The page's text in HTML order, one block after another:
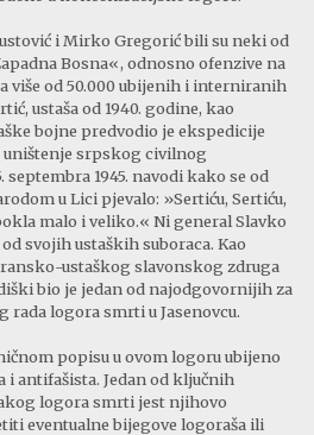
i Mirko Gregorić bili su neki od
Bosna«, odnosno ofenzive na
više od 50.000 ubijenih i interniranih
ustaša od 1940. godine, kao
bojne predvodio je ekspedicije
srpskog civilnog
1945. navodi kako se od
u Lici pjevalo: »Sertiću, Sertiću,
malo i veliko.« Ni general Slavko
svojih ustaških suboraca. Kao
ustaškog slavonskog zdruga
bio je jedan od najodgovornijih za
rada logora smrti u Jasenovcu.
popisu u ovom logoru ubijeno
i antifašista. Jedan od ključnih
logora smrti jest njihovo
eventualne bijegove logoraša ili